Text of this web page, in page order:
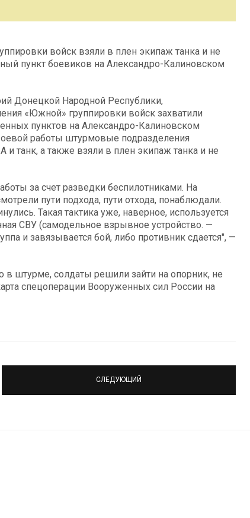
войск взяли в плен экипаж танка и не
пункт боевиков на Александро-Калиновском
Донецкой Народной Республики,
«Южной» группировки войск захватили
пунктов на Александро-Калиновском
работы штурмовые подразделения
танк, а также взяли в плен экипаж танка и не
за счет разведки беспилотниками. На
пути подхода, пути отхода, понаблюдали.
Такая тактика уже, наверное, используется
СВУ (самодельное взрывное устройство. —
и завязывается бой, либо противник сдается", —
штурме, солдаты решили зайти на опорник, не
спецоперации Вооруженных сил России на
СЛЕДУЮЩИЙ